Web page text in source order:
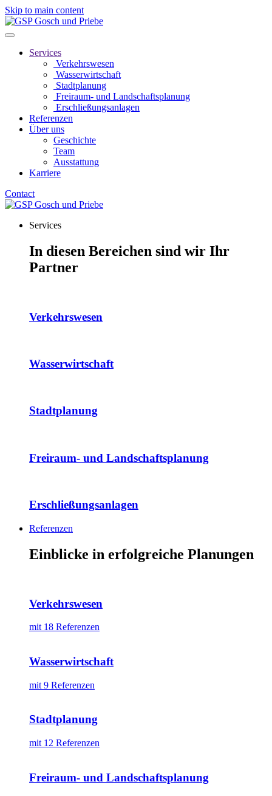
Skip to main content
Services
Verkehrswesen
Wasserwirtschaft
Stadtplanung
Freiraum- und Landschaftsplanung
Erschließungsanlagen
Referenzen
Über uns
Geschichte
Team
Ausstattung
Karriere
Contact
Services
In diesen Bereichen sind wir Ihr
Partner
Verkehrswesen
Wasserwirtschaft
Stadtplanung
Freiraum- und Landschaftsplanung
Erschließungsanlagen
Referenzen
Einblicke in erfolgreiche Planungen
Verkehrswesen
mit 18 Referenzen
Wasserwirtschaft
mit 9 Referenzen
Stadtplanung
mit 12 Referenzen
Freiraum- und Landschaftsplanung